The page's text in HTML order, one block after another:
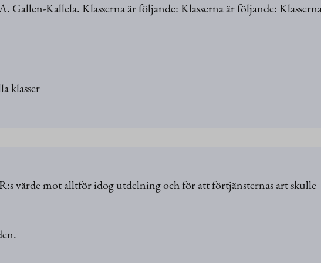
Gallen-Kallela. Klasserna är följande: Klasserna är följande:
klasser
värde mot alltför idog utdelning och för att förtjänsternas art skulle